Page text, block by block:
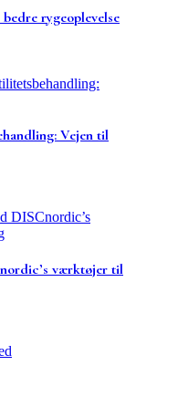
rygeoplevelse
Vejen til
værktøjer til